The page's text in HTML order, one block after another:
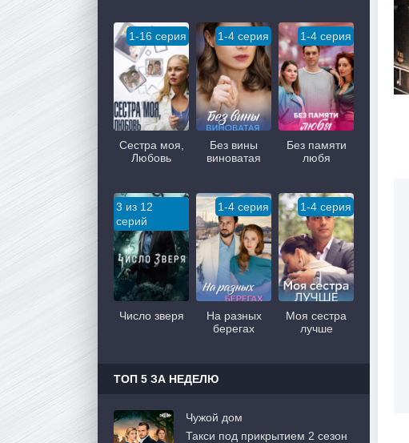
1-16 серия
Сестра моя,
Любовь
1-4 серия
Без вины
виноватая
1-4 серия
Без памяти
любя
3 из 12
серий
Число зверя
1-4 серия
На разных
берегах
1-4 серия
Моя сестра
лучше
ТОП 5 ЗА НЕДЕЛЮ
Чужой дом
Такси под прикрытием 2 сезон